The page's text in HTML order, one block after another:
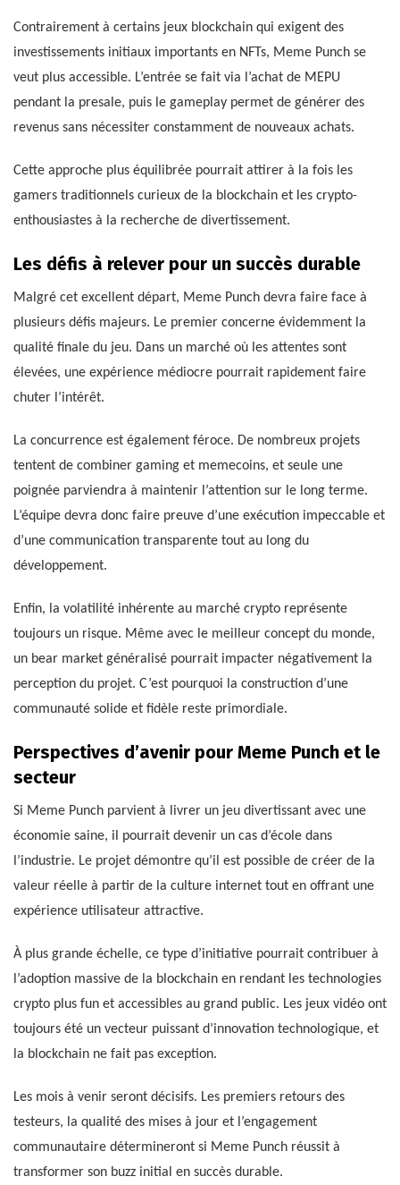
Contrairement à certains jeux blockchain qui exigent des
investissements initiaux importants en NFTs, Meme Punch se
veut plus accessible. L’entrée se fait via l’achat de MEPU
pendant la presale, puis le gameplay permet de générer des
revenus sans nécessiter constamment de nouveaux achats.
Cette approche plus équilibrée pourrait attirer à la fois les
gamers traditionnels curieux de la blockchain et les crypto-
enthousiastes à la recherche de divertissement.
Les défis à relever pour un succès durable
Malgré cet excellent départ, Meme Punch devra faire face à
plusieurs défis majeurs. Le premier concerne évidemment la
qualité finale du jeu. Dans un marché où les attentes sont
élevées, une expérience médiocre pourrait rapidement faire
chuter l’intérêt.
La concurrence est également féroce. De nombreux projets
tentent de combiner gaming et memecoins, et seule une
poignée parviendra à maintenir l’attention sur le long terme.
L’équipe devra donc faire preuve d’une exécution impeccable et
d’une communication transparente tout au long du
développement.
Enfin, la volatilité inhérente au marché crypto représente
toujours un risque. Même avec le meilleur concept du monde,
un bear market généralisé pourrait impacter négativement la
perception du projet. C’est pourquoi la construction d’une
communauté solide et fidèle reste primordiale.
Perspectives d’avenir pour Meme Punch et le
secteur
Si Meme Punch parvient à livrer un jeu divertissant avec une
économie saine, il pourrait devenir un cas d’école dans
l’industrie. Le projet démontre qu’il est possible de créer de la
valeur réelle à partir de la culture internet tout en offrant une
expérience utilisateur attractive.
À plus grande échelle, ce type d’initiative pourrait contribuer à
l’adoption massive de la blockchain en rendant les technologies
crypto plus fun et accessibles au grand public. Les jeux vidéo ont
toujours été un vecteur puissant d’innovation technologique, et
la blockchain ne fait pas exception.
Les mois à venir seront décisifs. Les premiers retours des
testeurs, la qualité des mises à jour et l’engagement
communautaire détermineront si Meme Punch réussit à
transformer son buzz initial en succès durable.